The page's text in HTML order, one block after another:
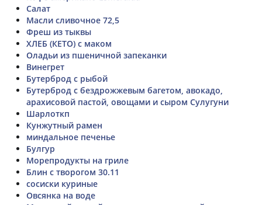
Салат
Масли сливочное 72,5
Фреш из тыквы
ХЛЕБ (КЕТО) с маком
Оладьи из пшеничной запеканки
Винегрет
Бутерброд с рыбой
Бутерброд с бездрожжевым багетом, авокадо,
арахисовой пастой, овощами и сыром Сулугуни
Шарлоткп
Кунжутный рамен
миндальное печенье
Булгур
Морепродукты на гриле
Блин с творогом 30.11
сосиски куриные
Овсянка на воде